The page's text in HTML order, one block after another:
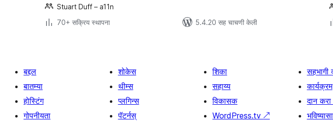
Stuart Duff – a11n
70+ सक्रिय स्थापना
5.4.20 सह चाचणी केली
बद्दल
बातम्या
होस्टिंग
गोपनीयता
शोकेस
थीम्स
प्लगिन्स
पॅटर्नस्
शिका
सहाय्य
विकासक
WordPress.tv↗
सहभागी
कार्यक्रम
दान करा